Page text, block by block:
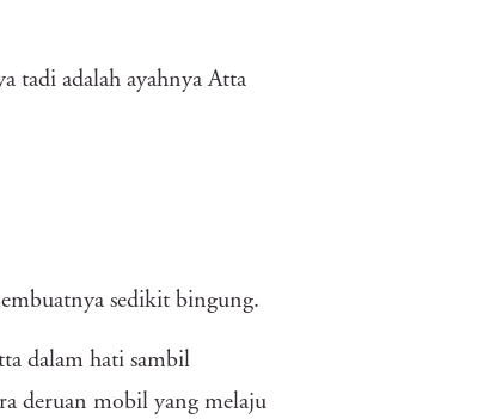
tadi adalah ayahnya Atta
sedikit bingung.
dalam hati sambil
deruan mobil yang melaju